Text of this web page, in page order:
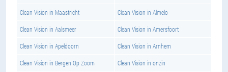
Clean Vision in Maastricht Clean Vision in Almelo
Clean Vision in Aalsmeer Clean Vision in Amersfoort
Clean Vision in Apeldoorn Clean Vision in Arnhem
Clean Vision in Bergen Op Zoom Clean Vision in onzin